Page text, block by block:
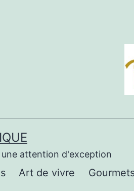
attention d'exception
Art de vivre